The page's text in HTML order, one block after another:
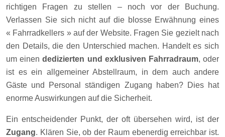
richtigen Fragen zu stellen – noch vor der Buchung.
Verlassen Sie sich nicht auf die blosse Erwähnung eines
« Fahrradkellers » auf der Website. Fragen Sie gezielt nach
den Details, die den Unterschied machen. Handelt es sich
um einendedizierten und exklusiven Fahrradraum, oder
ist es ein allgemeiner Abstellraum, in dem auch andere
Gäste und Personal ständigen Zugang haben? Dies hat
enorme Auswirkungen auf die Sicherheit.
Ein entscheidender Punkt, der oft übersehen wird, ist der
Zugang. Klären Sie, ob der Raum ebenerdig erreichbar ist.